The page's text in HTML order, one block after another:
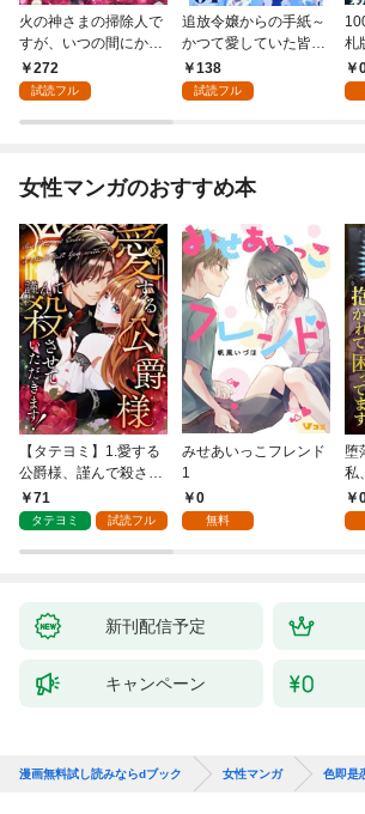
火の神さまの掃除人で
すが、いつの間にか花
嫁として溺愛されてい
ます【単話】（１）
272
試読フル
追放令嬢からの手紙～
かつて愛していた皆さ
まへ 私のことなどお忘
れですか？～【単話】
138
試読フル
札
女性マンガのおすすめ本
【タテヨミ】1.愛する
公爵様、謹んで殺させ
ていただきます！
71
タテヨミ 試読フル
みせあいっこフレンド
1
0
無料
堕
私
抱
1
新刊配信予定
キャンペーン
漫画無料試し読みならdブック 女性マンガ 色即是